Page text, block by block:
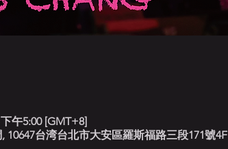
午5:00 [GMT+8]
10647台湾台北市大安區羅斯福路三段171號4F